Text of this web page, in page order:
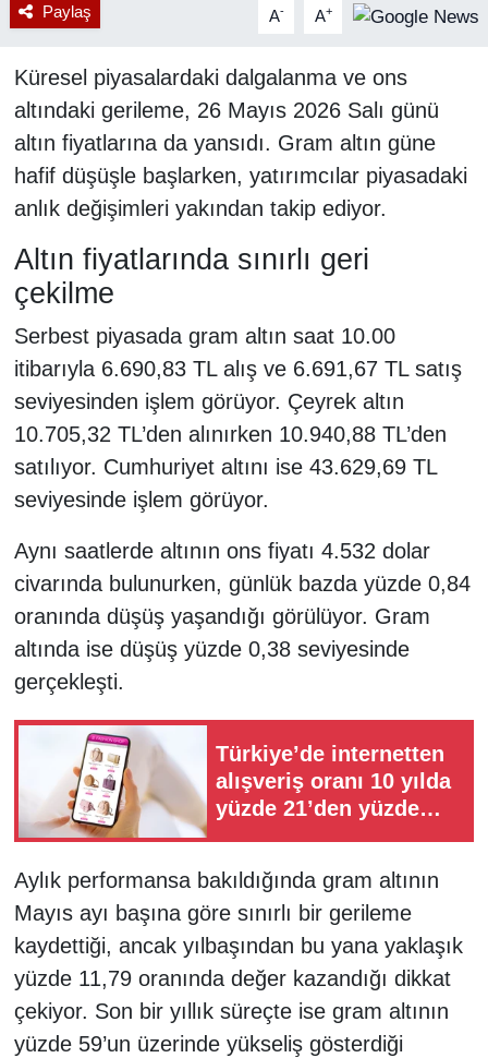
Paylaş A- A+
Küresel piyasalardaki dalgalanma ve ons
altındaki gerileme, 26 Mayıs 2026 Salı günü
altın fiyatlarına da yansıdı. Gram altın güne
hafif düşüşle başlarken, yatırımcılar piyasadaki
anlık değişimleri yakından takip ediyor.
Altın fiyatlarında sınırlı geri
çekilme
Serbest piyasada gram altın saat 10.00
itibarıyla 6.690,83 TL alış ve 6.691,67 TL satış
seviyesinden işlem görüyor. Çeyrek altın
10.705,32 TL’den alınırken 10.940,88 TL’den
satılıyor. Cumhuriyet altını ise 43.629,69 TL
seviyesinde işlem görüyor.
Aynı saatlerde altının ons fiyatı 4.532 dolar
civarında bulunurken, günlük bazda yüzde 0,84
oranında düşüş yaşandığı görülüyor. Gram
altında ise düşüş yüzde 0,38 seviyesinde
gerçekleşti.
Türkiye’de internetten
alışveriş oranı 10 yılda
yüzde 21’den yüzde
Aylık performansa bakıldığında gram altının
Mayıs ayı başına göre sınırlı bir gerileme
kaydettiği, ancak yılbaşından bu yana yaklaşık
yüzde 11,79 oranında değer kazandığı dikkat
çekiyor. Son bir yıllık süreçte ise gram altının
yüzde 59’un üzerinde yükseliş gösterdiği